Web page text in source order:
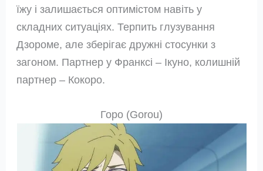
їжу і залишається оптимістом навіть у
складних ситуаціях. Терпить глузування
Дзороме, але зберігає дружні стосунки з
загоном. Партнер у Франксі – Ікуно, колишній
партнер – Кокоро.
Горо (Gorou)